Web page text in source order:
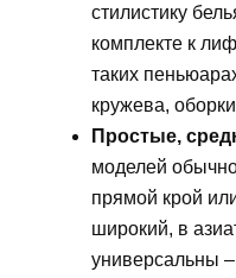
стилистику
комплекте к
таких
кружева,
Простые,
моделей
прямой крой
широкий, в
универсальны